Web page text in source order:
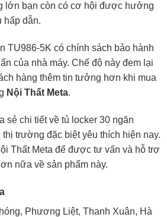
lớn bạn còn có cơ hội được hưởng
hấp dẫn.
TU986-5K có chính sách bảo hành
của nhà máy. Chế độ này đem lại
hàng thêm tin tưởng hơn khi mua
Nội Thất Meta.
sẻ chi tiết về tủ locker 30 ngăn
trường đặc biệt yêu thích hiện nay.
Thất Meta để được tư vấn và hỗ trợ
nữa về sản phẩm này.
Phương Liệt, Thanh Xuân, Hà